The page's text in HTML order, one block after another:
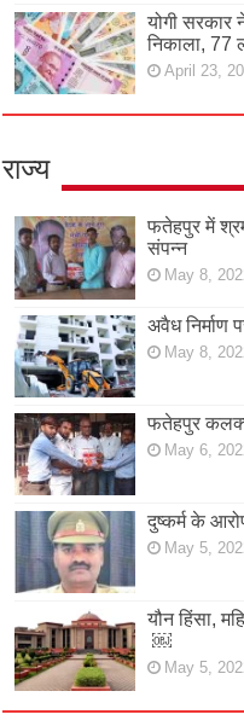
योगी सरकार
निकाला, 77
April 23,
राज्य
फतेहपुर में
संपन्न
May 8,
अवैध निर्माण
May 8,
फतेहपुर
May 6,
दुष्कर्म के
May 5,
यौन हिंसा,
￼
May 5,